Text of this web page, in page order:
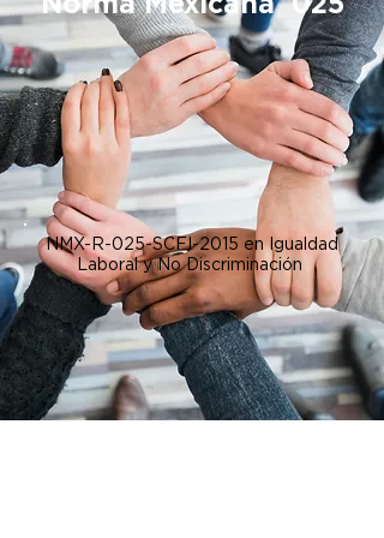
NMX-R-025-SCFI-2015 en Igualdad
Laboral y No Discriminación